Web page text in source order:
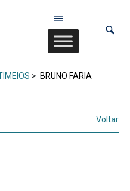
> BRUNO FARIA
Voltar